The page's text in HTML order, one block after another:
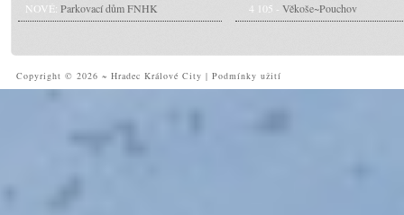
NOVÉ: Parkovací dům FNHK
4 105 - Věkoše~Pouchov
Copyright © 2026 ~ Hradec Králové City | Podmínky užití